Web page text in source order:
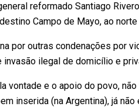
reformado Santiago
Campo de Mayo, ao
por outras condenações por
ilegal de domicílio e
vontade e o apoio do povo,
inserida (na Argentina), já